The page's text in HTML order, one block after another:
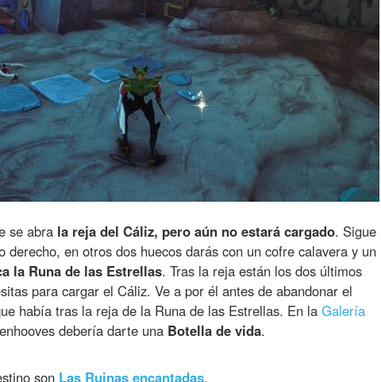
se abra la reja del Cáliz, pero aún no estará cargado. Sigue
derecho, en otros dos huecos darás con un cofre calavera y un
la Runa de las Estrellas. Tras la reja están los dos últimos
para cargar el Cáliz. Ve a por él antes de abandonar el
había tras la reja de la Runa de las Estrellas. En la Galería
debería darte una Botella de vida.
son Las Ruinas encantadas.